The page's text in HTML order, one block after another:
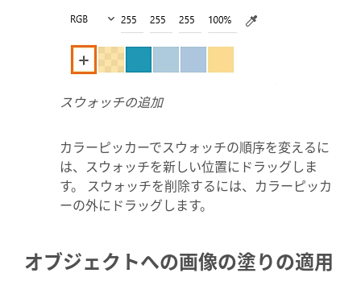
スウォッチの追加
カラーピッカーでスウォッチの順序を変えるに
は、スウォッチを新しい位置にドラッグしま
す。 スウォッチを削除するには、カラーピッカ
ーの外にドラッグします。
オブジェクトへの画像の塗りの適用